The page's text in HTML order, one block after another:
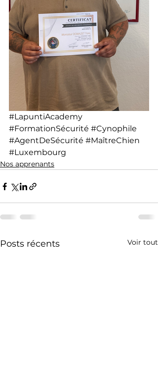
#LapuntiAcademy
#FormationSécurité #Cynophile
#AgentDeSécurité #MaîtreChien
#Luxembourg
Nos apprenants
Posts récents Voir tout